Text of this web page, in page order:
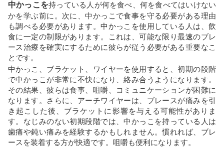
中かっこを持っている人が何を食べ、何を食べてはいけない
かを学ぶ前に。次に、中かっこで食事を守る必要がある理由
も調べる必要があります。中かっこを使用している人は、飲
食に一定の制限があります。これは、可能な限り最速のブレ
ース治療を確実にするために彼らが従う必要がある重要なこ
とです。
中かっこ、ブラケット、ワイヤーを使用すると、初期の段階
で中かっこが非常に不快になり、絡み合うようになります。
その結果、彼らは食事、咀嚼、コミュニケーションが困難に
なります。さらに、アーチワイヤーは、ブレースが痛みを引
き起こした後、ブラケットに影響を与える可能性がありま
す。なじみのない初期段階では、中かっこを持っている人は
歯痛や鈍い痛みを経験するかもしれません。慣れれば、ブレ
ースを装着する方が快適です。咀嚼も便利になります。